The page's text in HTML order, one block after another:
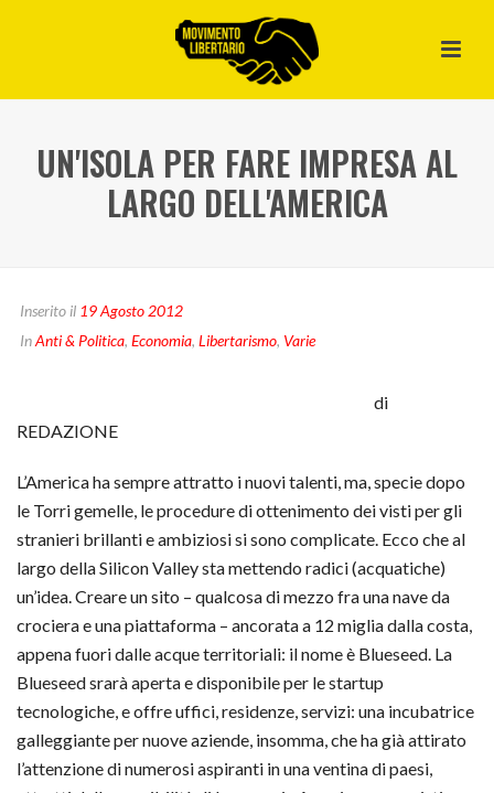
UN'ISOLA PER FARE IMPRESA AL
LARGO DELL'AMERICA
Inserito il 19 Agosto 2012
InAnti & Politica, Economia, Libertarismo, Varie
di
REDAZIONE
L’America ha sempre attratto i nuovi talenti, ma, specie dopo
le Torri gemelle, le procedure di ottenimento dei visti per gli
stranieri brillanti e ambiziosi si sono complicate. Ecco che al
largo della Silicon Valley sta mettendo radici (acquatiche)
un’idea. Creare un sito – qualcosa di mezzo fra una nave da
crociera e una piattaforma – ancorata a 12 miglia dalla costa,
appena fuori dalle acque territoriali: il nome è Blueseed. La
Blueseed srarà aperta e disponibile per le startup
tecnologiche, e offre uffici, residenze, servizi: una incubatrice
galleggiante per nuove aziende, insomma, che ha già attirato
l’attenzione di numerosi aspiranti in una ventina di paesi,